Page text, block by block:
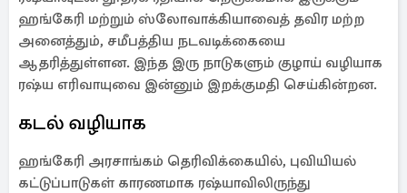
ஹங்கேரி மற்றும் ஸ்லோவாக்கியாவைத் தவிர மற்ற
அனைத்தும், சமீபத்திய நடவடிக்கையை
ஆதரித்துள்ளன. இந்த இரு நாடுகளும் குழாய் வழியாக
ரஷ்ய எரிவாயுவை இன்னும் இறக்குமதி செய்கின்றன.
கடல் வழியாக
ஹங்கேரி அரசாங்கம் தெரிவிக்கையில், புவியியல்
கட்டுப்பாடுகள் காரணமாக ரஷ்யாவிலிருந்து